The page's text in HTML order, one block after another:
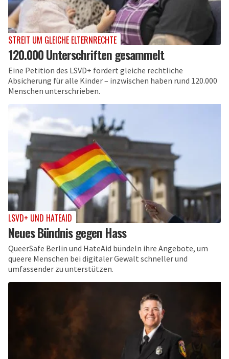
STREIT UM GLEICHE ELTERNRECHTE
120.000 Unterschriften gesammelt
Eine Petition des LSVD+ fordert gleiche rechtliche
Absicherung für alle Kinder – inzwischen haben rund 120.000
Menschen unterschrieben.
LSVD+ UND HATEAID
Neues Bündnis gegen Hass
QueerSafe Berlin und HateAid bündeln ihre Angebote, um
queere Menschen bei digitaler Gewalt schneller und
umfassender zu unterstützen.